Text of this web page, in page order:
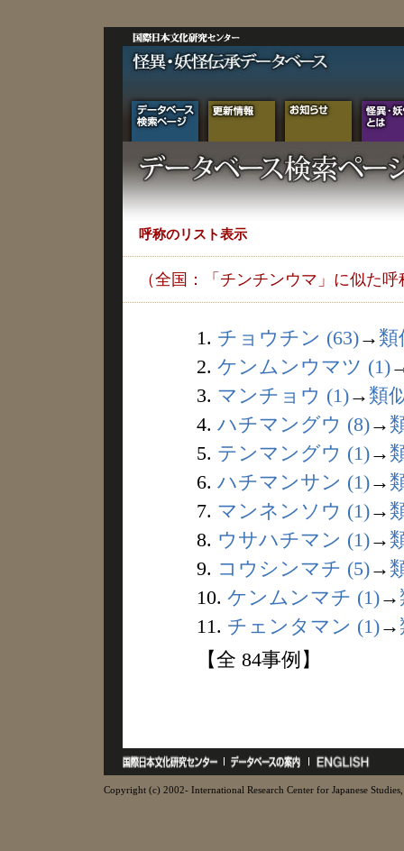
呼称のリスト表示
（全国：「チンチンウマ」に似た呼
1. チョウチン (63)→ 類
2. ケンムンウマツ (1)
3. マンチョウ (1)→ 類
4. ハチマングウ (8)→
5. テンマングウ (1)→
6. ハチマンサン (1)→
7. マンネンソウ (1)→
8. ウサハチマン (1)→
9. コウシンマチ (5)→
10. ケンムンマチ (1)→
11. チェンタマン (1)→
【全 84事例】
Copyright (c) 2002- International Research Center for Japanese